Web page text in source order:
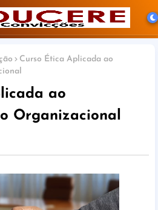
Curso Ética Aplicada ao
ao
Organizacional